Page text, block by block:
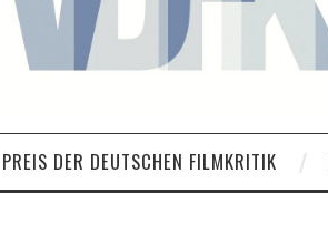
PREIS DER DEUTSCHEN FILMKRITIK